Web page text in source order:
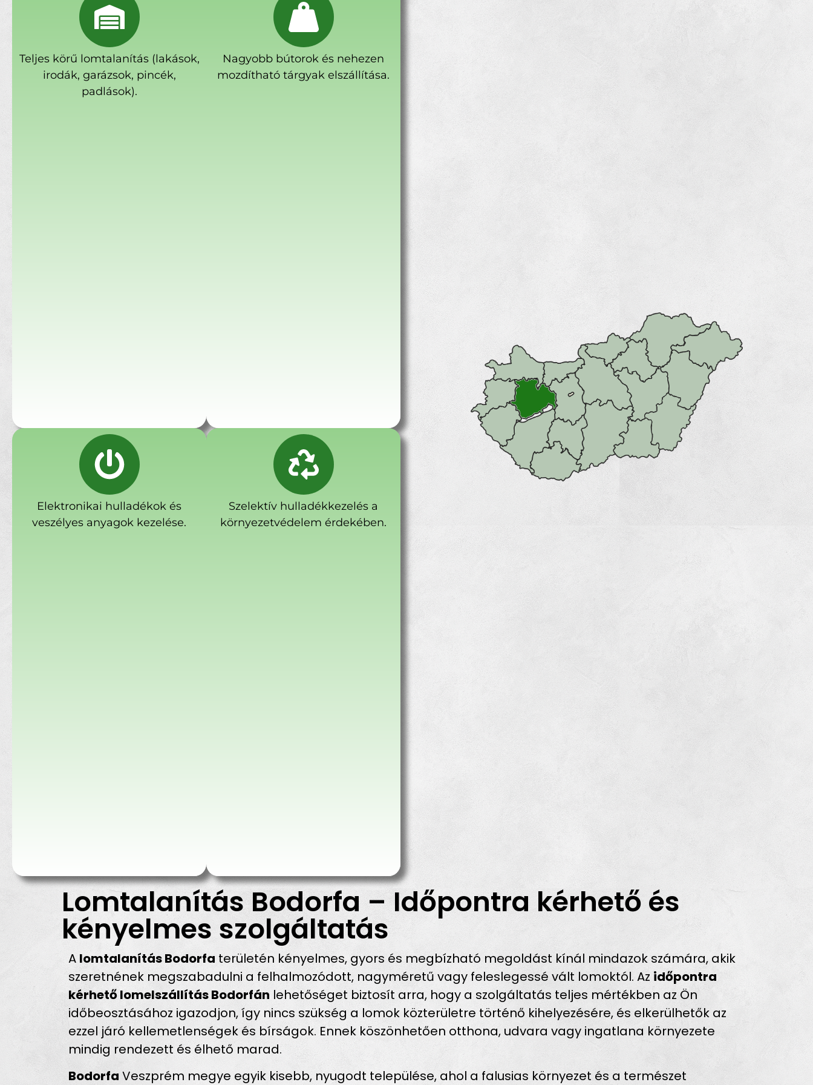
Teljes körű lomtalanítás (lakások,
irodák, garázsok, pincék,
padlások).
Nagyobb bútorok és nehezen
mozdítható tárgyak elszállítása.
Elektronikai hulladékok és
veszélyes anyagok kezelése.
Szelektív hulladékkezelés a
környezetvédelem érdekében.
Lomtalanítás Bodorfa – Időpontra kérhető és
kényelmes szolgáltatás
A lomtalanítás Bodorfa területén kényelmes, gyors és megbízható megoldást kínál mindazok számára, akik
szeretnének megszabadulni a felhalmozódott, nagyméretű vagy feleslegessé vált lomoktól. Az időpontra
kérhető lomelszállítás Bodorfán lehetőséget biztosít arra, hogy a szolgáltatás teljes mértékben az Ön
időbeosztásához igazodjon, így nincs szükség a lomok közterületre történő kihelyezésére, és elkerülhetők az
ezzel járó kellemetlenségek és bírságok. Ennek köszönhetően otthona, udvara vagy ingatlana környezete
mindig rendezett és élhető marad.
Bodorfa Veszprém megye egyik kisebb, nyugodt települése, ahol a falusias környezet és a természet